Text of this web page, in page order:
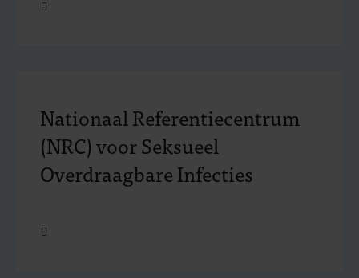
Open
Nationaal Referentiecentrum
(NRC) voor Seksueel
Overdraagbare Infecties
Open